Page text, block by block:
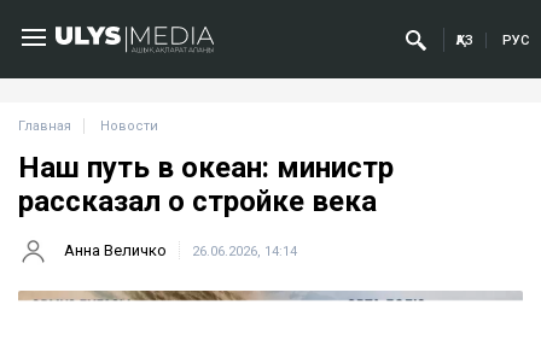
ҚАЗ РУС
Главная Новости
Наш путь в океан: министр
рассказал о стройке века
Анна Величко 26.06.2026, 14:14